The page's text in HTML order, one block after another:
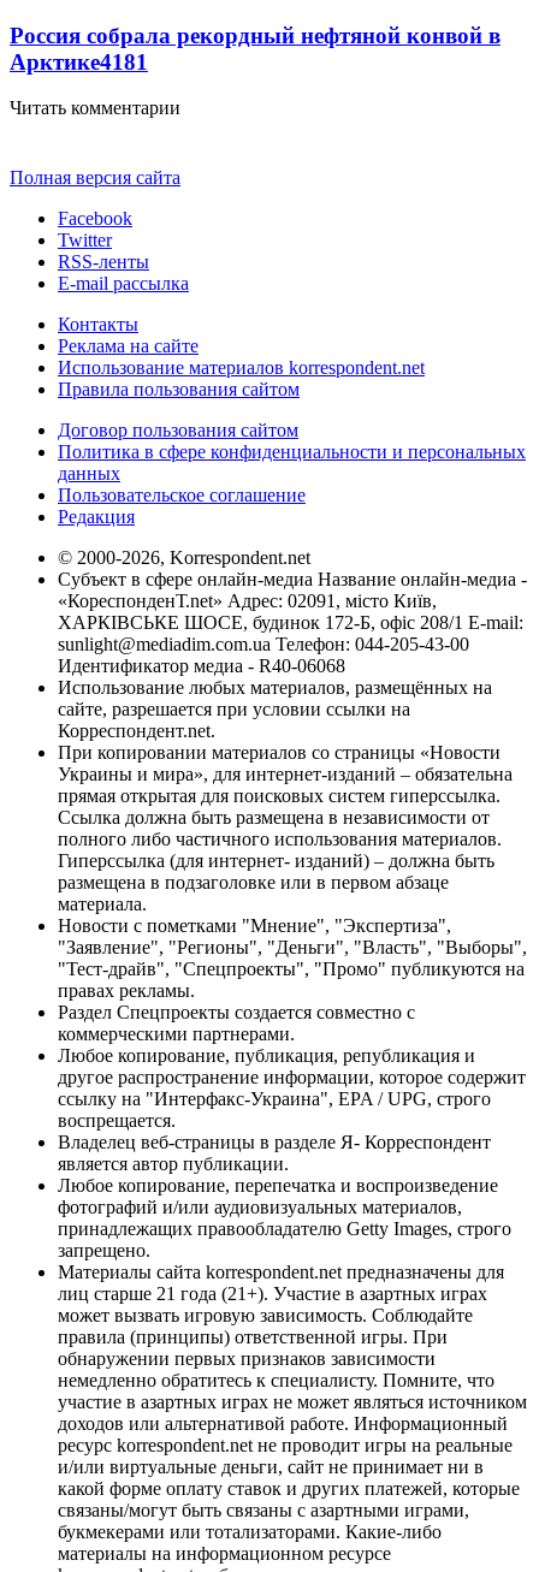
Россия собрала рекордный нефтяной конвой в
Арктике4181
Читать комментарии
Полная версия сайта
Facebook
Twitter
RSS-ленты
E-mail рассылка
Контакты
Реклама на сайте
Использование материалов korrespondent.net
Правила пользования сайтом
Договор пользования сайтом
Политика в сфере конфиденциальности и персональных
данных
Пользовательское соглашение
Редакция
© 2000-2026, Korrespondent.net
Субъект в сфере онлайн-медиа Название онлайн-медиа -
«КореспонденТ.net» Адрес: 02091, місто Київ,
ХАРКІВСЬКЕ ШОСЕ, будинок 172-Б, офіс 208/1 E-mail:
sunlight@mediadim.com.ua Телефон: 044-205-43-00
Идентификатор медиа - R40-06068
Использование любых материалов, размещённых на
сайте, разрешается при условии ссылки на
Корреспондент.net.
При копировании материалов со страницы «Новости
Украины и мира», для интернет-изданий – обязательна
прямая открытая для поисковых систем гиперссылка.
Ссылка должна быть размещена в независимости от
полного либо частичного использования материалов.
Гиперссылка (для интернет- изданий) – должна быть
размещена в подзаголовке или в первом абзаце
материала.
Новости с пометками "Мнение", "Экспертиза",
"Заявление", "Регионы", "Деньги", "Власть", "Выборы",
"Тест-драйв", "Спецпроекты", "Промо" публикуются на
правах рекламы.
Раздел Спецпроекты создается совместно с
коммерческими партнерами.
Любое копирование, публикация, републикация и
другое распространение информации, которое содержит
ссылку на "Интерфакс-Украина", EPA / UPG, строго
воспрещается.
Владелец веб-страницы в разделе Я- Корреспондент
является автор публикации.
Любое копирование, перепечатка и воспроизведение
фотографий и/или аудиовизуальных материалов,
принадлежащих правообладателю Getty Images, строго
запрещено.
Материалы сайта korrespondent.net предназначены для
лиц старше 21 года (21+). Участие в азартных играх
может вызвать игровую зависимость. Соблюдайте
правила (принципы) ответственной игры. При
обнаружении первых признаков зависимости
немедленно обратитесь к специалисту. Помните, что
участие в азартных играх не может являться источником
доходов или альтернативой работе. Информационный
ресурс korrespondent.net не проводит игры на реальные
и/или виртуальные деньги, сайт не принимает ни в
какой форме оплату ставок и других платежей, которые
связаны/могут быть связаны с азартными играми,
букмекерами или тотализаторами. Какие-либо
материалы на информационном ресурсе